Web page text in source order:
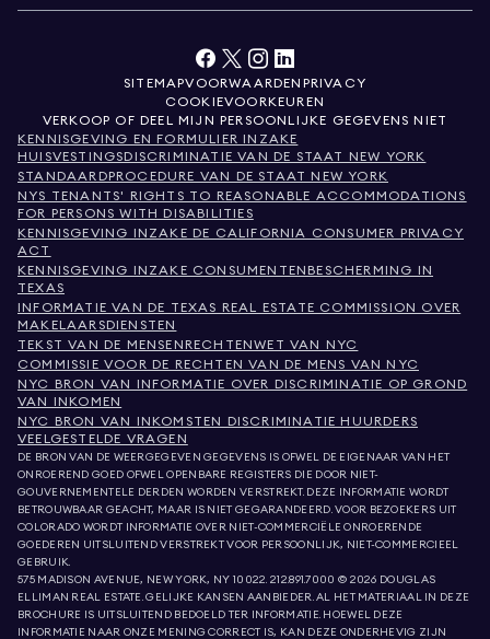
SITEMAPVOORWAARDEN PRIVACY
COOKIEVOORKEUREN
VERKOOP OF DEEL MIJN PERSOONLIJKE GEGEVENS NIET
KENNISGEVING EN FORMULIER INZAKE
HUISVESTINGSDISCRIMINATIE VAN DE STAAT NEW YORK
STANDAARDPROCEDURE VAN DE STAAT NEW YORK
NYS TENANTS' RIGHTS TO REASONABLE ACCOMMODATIONS
FOR PERSONS WITH DISABILITIES
KENNISGEVING INZAKE DE CALIFORNIA CONSUMER PRIVACY
ACT
KENNISGEVING INZAKE CONSUMENTENBESCHERMING IN
TEXAS
INFORMATIE VAN DE TEXAS REAL ESTATE COMMISSION OVER
MAKELAARSDIENSTEN
TEKST VAN DE MENSENRECHTENWET VAN NYC
COMMISSIE VOOR DE RECHTEN VAN DE MENS VAN NYC
NYC BRON VAN INFORMATIE OVER DISCRIMINATIE OP GROND
VAN INKOMEN
NYC BRON VAN INKOMSTEN DISCRIMINATIE HUURDERS
VEELGESTELDE VRAGEN
DE BRON VAN DE WEERGEGEVEN GEGEVENS IS OFWEL DE EIGENAAR VAN HET
ONROEREND GOED OFWEL OPENBARE REGISTERS DIE DOOR NIET-
GOUVERNEMENTELE DERDEN WORDEN VERSTREKT. DEZE INFORMATIE WORDT
BETROUWBAAR GEACHT, MAAR IS NIET GEGARANDEERD. VOOR BEZOEKERS UIT
COLORADO WORDT INFORMATIE OVER NIET-COMMERCIËLE ONROERENDE
GOEDEREN UITSLUITEND VERSTREKT VOOR PERSOONLIJK, NIET-COMMERCIEEL
GEBRUIK.
575 MADISON AVENUE, NEW YORK, NY 10022.212.891.7000 © 2026 DOUGLAS
ELLIMAN REAL ESTATE. GELIJKE KANSEN AANBIEDER. AL HET MATERIAAL IN DEZE
BROCHURE IS UITSLUITEND BEDOELD TER INFORMATIE. HOEWEL DEZE
INFORMATIE NAAR ONZE MENING CORRECT IS, KAN DEZE ONDERHEVIG ZIJN